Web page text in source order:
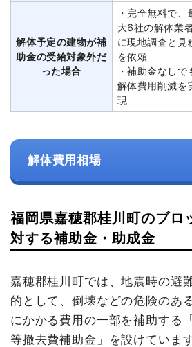
解体予定の建物が補
助金の受給対象外だ
った場合
・完全無料で、
大6社の解体業
に現地調査と見
を依頼
・補助金なしで
解体費用削減を
現
解体費用相場
福岡県嘉穂郡桂川町のブロ
対する補助金・助成金
嘉穂郡桂川町では、地震時の避
的として、倒壊などの危険のあ
にかかる費用の一部を補助する
等撤去費補助金」を設けています